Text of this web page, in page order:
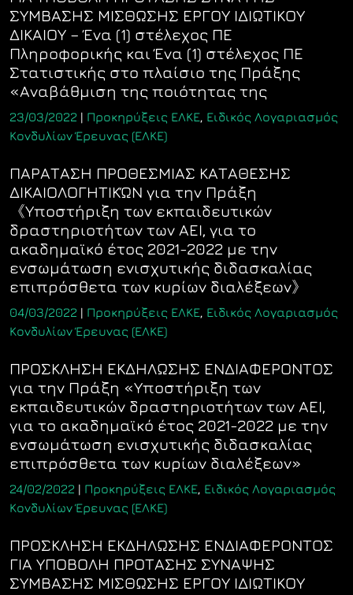
ΣΥΜΒΑΣΗΣ ΜΙΣΘΩΣΗΣ ΕΡΓΟΥ ΙΔΙΩΤΙΚΟΥ
ΔΙΚΑΙΟΥ – Ένα (1) στέλεχος ΠΕ
Πληροφορικής και Ένα (1) στέλεχος ΠΕ
Στατιστικής στο πλαίσιο της Πράξης
«Αναβάθμιση της ποιότητας της
23/03/2022 | Προκηρύξεις ΕΛΚΕ, Ειδικός Λογαριασμός
Κονδυλίων Έρευνας (ΕΛΚΕ)
ΠΑΡΑΤΑΣΗ ΠΡΟΘΕΣΜΙΑΣ ΚΑΤΑΘΕΣΗΣ
ΔΙΚΑΙΟΛΟΓΗΤΙΚΏΝ για την Πράξη
《Υποστήριξη των εκπαιδευτικών
δραστηριοτήτων των ΑΕΙ, για το
ακαδημαϊκό έτος 2021-2022 με την
ενσωμάτωση ενισχυτικής διδασκαλίας
επιπρόσθετα των κυρίων διαλέξεων》
04/03/2022 | Προκηρύξεις ΕΛΚΕ, Ειδικός Λογαριασμός
Κονδυλίων Έρευνας (ΕΛΚΕ)
ΠΡΟΣΚΛΗΣΗ ΕΚΔΗΛΩΣΗΣ ΕΝΔΙΑΦΕΡΟΝΤΟΣ
για την Πράξη «Υποστήριξη των
εκπαιδευτικών δραστηριοτήτων των ΑΕΙ,
για το ακαδημαϊκό έτος 2021-2022 με την
ενσωμάτωση ενισχυτικής διδασκαλίας
επιπρόσθετα των κυρίων διαλέξεων»
24/02/2022 | Προκηρύξεις ΕΛΚΕ, Ειδικός Λογαριασμός
Κονδυλίων Έρευνας (ΕΛΚΕ)
ΠΡΟΣΚΛΗΣΗ ΕΚΔΗΛΩΣΗΣ ΕΝΔΙΑΦΕΡΟΝΤΟΣ
ΓΙΑ ΥΠΟΒΟΛΗ ΠΡΟΤΑΣΗΣ ΣΥΝΑΨΗΣ
ΣΥΜΒΑΣΗΣ ΜΙΣΘΩΣΗΣ ΕΡΓΟΥ ΙΔΙΩΤΙΚΟΥ